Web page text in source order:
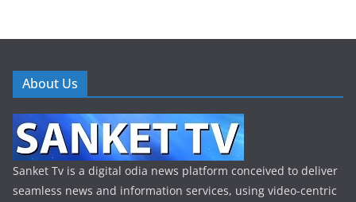
About Us
Sanket Tv is a digital odia news platform conceived to deliver
seamless news and information services, using video-centric